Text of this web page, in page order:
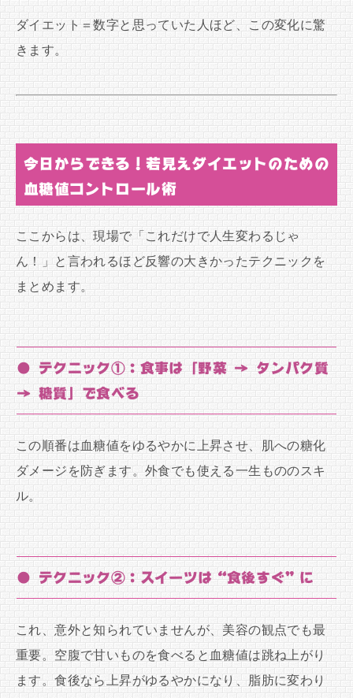
ダイエット＝数字と思っていた人ほど、この変化に驚
きます。
今日からできる！若見えダイエットのための
血糖値コントロール術
ここからは、現場で「これだけで人生変わるじゃ
ん！」と言われるほど反響の大きかったテクニックを
まとめます。
● テクニック①：食事は「野菜 → タンパク質
→ 糖質」で食べる
この順番は血糖値をゆるやかに上昇させ、肌への糖化
ダメージを防ぎます。外食でも使える一生もののスキ
ル。
● テクニック②：スイーツは“食後すぐ”に
これ、意外と知られていませんが、美容の観点でも最
重要。空腹で甘いものを食べると血糖値は跳ね上がり
ます。食後なら上昇がゆるやかになり、脂肪に変わり